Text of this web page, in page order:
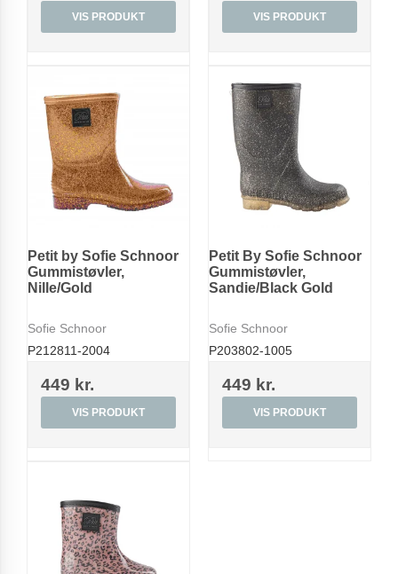
VIS PRODUKT VIS PRODUKT
Petit by Sofie Schnoor
Gummistøvler,
Nille/Gold
Sofie Schnoor
P212811-2004
449 kr.
VIS PRODUKT
Petit By Sofie Schnoor
Gummistøvler,
Sandie/Black Gold
Sofie Schnoor
P203802-1005
449 kr.
VIS PRODUKT